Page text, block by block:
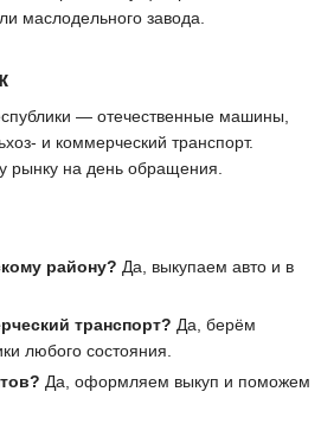
маслодельного завода.
— отечественные машины,
и коммерческий транспорт.
рынку на день обращения.
району? Да, выкупаем авто и в
транспорт? Да, берём
любого состояния.
Да, оформляем выкуп и поможем